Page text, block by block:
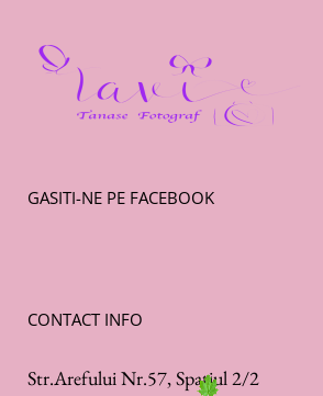
GASITI-NE PE FACEBOOK
CONTACT INFO
Str.Arefului Nr.57, Spatiul 2/2